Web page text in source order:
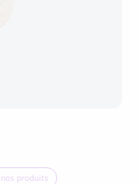
produits
Avenue!